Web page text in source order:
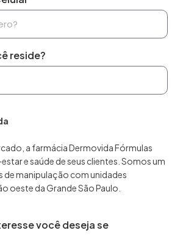
reside?
a farmácia Dermovida Fórmulas
e saúde de seus clientes. Somos um
de manipulação com unidades
oeste da Grande São Paulo.
você deseja se